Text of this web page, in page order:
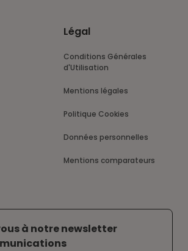
Légal
Conditions Générales
d'Utilisation
Mentions légales
Politique Cookies
Données personnelles
Mentions comparateurs
à notre newsletter